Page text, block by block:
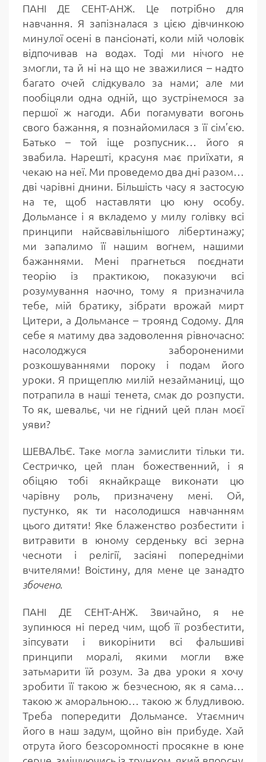
ПАНІ ДЕ СЕНТ-АНЖ. Це потрібно для
навчання. Я запізналася з цією дівчинкою
минулої осені в пансіонаті, коли мій чоловік
відпочивав на водах. Тоді ми нічого не
змогли, та й ні на що не зважилися – надто
багато очей слідкувало за нами; але ми
пообіцяли одна одній, що зустрінемося за
першої ж нагоди. Аби погамувати вогонь
свого бажання, я познайомилася з її сім’єю.
Батько – той іще розпусник… його я
звабила. Нарешті, красуня має приїхати, я
чекаю на неї. Ми проведемо два дні разом…
дві чарівні днини. Більшість часу я застосую
на те, щоб наставляти цю юну особу.
Дольмансе і я вкладемо у милу голівку всі
принципи найсвавільнішого лібертинажу;
ми запалимо її нашим вогнем, нашими
бажаннями. Мені прагнеться поєднати
теорію із практикою, показуючи всі
розумування наочно, тому я призначила
тебе, мій братику, зібрати врожай мирт
Цитери, а Дольмансе – троянд Содому. Для
себе я матиму два задоволення рівночасно:
насолоджуся забороненими
розкошуваннями пороку і подам його
уроки. Я прищеплю милій незайманиці, що
потрапила в наші тенета, смак до розпусти.
То як, шевальє, чи не гідний цей план моєї
уяви?
ШЕВАЛЬЄ. Таке могла замислити тільки ти.
Сестричко, цей план божественний, і я
обіцяю тобі якнайкраще виконати цю
чарівну роль, призначену мені. Ой,
пустунко, як ти насолодишся навчанням
цього дитяти! Яке блаженство розбестити і
витравити в юному серденьку всі зерна
чесноти і релігії, засіяні попередніми
вчителями! Воістину, для мене це занадто
збочено.
ПАНІ ДЕ СЕНТ-АНЖ. Звичайно, я не
зупинюся ні перед чим, щоб її розбестити,
зіпсувати і викорінити всі фальшиві
принципи моралі, якими могли вже
затьмарити їй розум. За два уроки я хочу
зробити її такою ж безчесною, як я сама…
такою ж аморальною… такою ж блудливою.
Треба попередити Дольмансе. Утаємнич
його в наш задум, щойно він прибуде. Хай
отрута його безсоромності просякне в юне